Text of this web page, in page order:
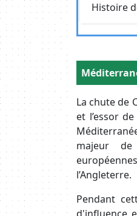
Histoire
Body
La chute de
et l’essor
majeur de
l’Angleterre.
Pendant